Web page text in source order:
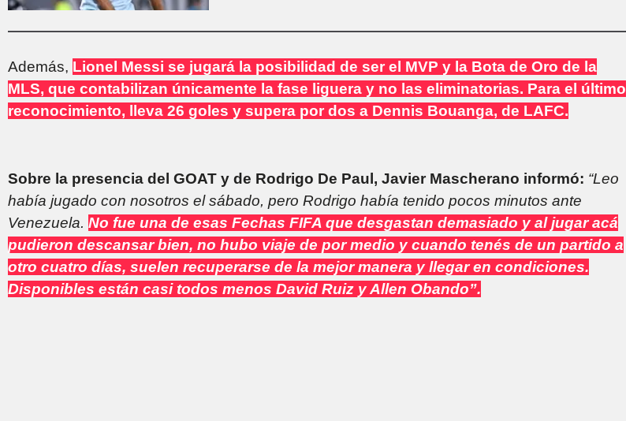
Además, Lionel Messi se jugará la posibilidad de ser el MVP y la Bota de Oro de la
MLS, que contabilizan únicamente la fase liguera y no las eliminatorias. Para el último
reconocimiento, lleva 26 goles y supera por dos a Dennis Bouanga, de LAFC.
Sobre la presencia del GOAT y de Rodrigo De Paul, Javier Mascherano informó: “Leo
había jugado con nosotros el sábado, pero Rodrigo había tenido pocos minutos ante
Venezuela. No fue una de esas Fechas FIFA que desgastan demasiado y al jugar acá
pudieron descansar bien, no hubo viaje de por medio y cuando tenés de un partido a
otro cuatro días, suelen recuperarse de la mejor manera y llegar en condiciones.
Disponibles están casi todos menos David Ruiz y Allen Obando”.